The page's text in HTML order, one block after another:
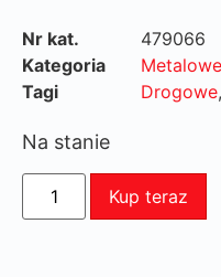
Nr kat.
479066
Kategoria
Metalowe
Tagi
Drogowe,
Na stanie
Kup teraz